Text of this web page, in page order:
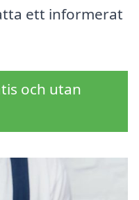
ett informerat
och utan